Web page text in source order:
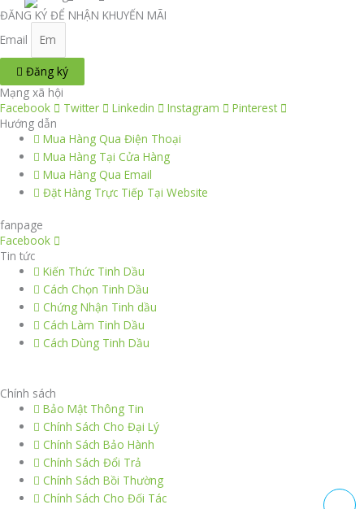
ĐĂNG KÝ ĐỂ NHẬN KHUYẾN MÃI
Email
Đăng ký
Mạng xã hội
Facebook
Twitter Linkedin Instagram
Pinterest
Hướng dẫn
Mua Hàng Qua Điện Thoại
Mua Hàng Tại Cửa Hàng
Mua Hàng Qua Email
Đặt Hàng Trực Tiếp Tại Website
fanpage
Facebook
Tin tức
Kiến Thức Tinh Dầu
Cách Chọn Tinh Dầu
Chứng Nhận Tinh dầu
Cách Làm Tinh Dầu
Cách Dùng Tinh Dầu
Chính sách
Bảo Mật Thông Tin
Chính Sách Cho Đại Lý
Chính Sách Bảo Hành
Chính Sách Đổi Trả
Chính Sách Bồi Thường
Chính Sách Cho Đối Tác